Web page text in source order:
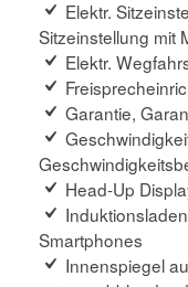
Elektr.
Sitzeinstellung mit
Elektr.
Garantie,
Head-Up
Smartphones
Innenspiegel